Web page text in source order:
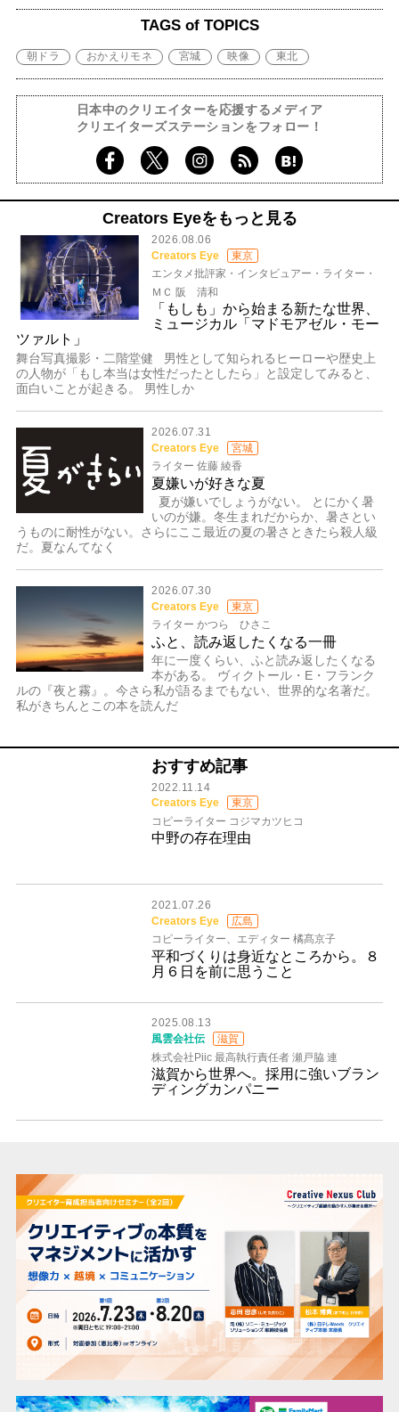
TAGS of TOPICS
朝ドラ おかえりモネ 宮城 映像 東北
日本中のクリエイターを応援するメディア
クリエイターズステーションをフォロー！
Creators Eyeをもっと見る
2026.08.06
Creators Eye
東京
エンタメ批評家・インタビュアー・ライター・
ＭＣ 阪 清和
「もしも」から始まる新たな世界、
ミュージカル「マドモアゼル・モー
ツァルト」
舞台写真撮影・二階堂健 男性として知られるヒーローや歴史上
の人物が「もし本当は女性だったとしたら」と設定してみると、
面白いことが起きる。 男性しか
2026.07.31
Creators Eye
宮城
ライター 佐藤 綾香
夏嫌いが好きな夏
夏が嫌いでしょうがない。 とにかく暑
いのが嫌。冬生まれだからか、暑さとい
うものに耐性がない。さらにここ最近の夏の暑さときたら殺人級
だ。夏なんてなく
2026.07.30
Creators Eye
東京
ライター かつら ひさこ
ふと、読み返したくなる一冊
年に一度くらい、ふと読み返したくなる
本がある。 ヴィクトール・E・フランク
ルの『夜と霧』。今さら私が語るまでもない、世界的な名著だ。
私がきちんとこの本を読んだ
おすすめ記事
2022.11.14
Creators Eye
東京
コピーライター コジマカツヒコ
中野の存在理由
2021.07.26
Creators Eye
広島
コピーライター、エディター 橘髙京子
平和づくりは身近なところから。８
月６日を前に思うこと
2025.08.13
風雲会社伝
滋賀
株式会社Piic 最高執行責任者 瀬戸脇 連
滋賀から世界へ。採用に強いブラン
ディングカンパニー